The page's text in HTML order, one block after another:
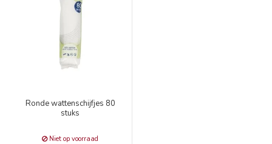
Ronde wattenschijfjes 80
stuks
Niet op voorraad